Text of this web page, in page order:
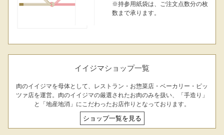
※持参用紙袋は、ご注文点数分の枚
数まで承ります。
イイジマショップ一覧
肉のイイジマを母体として、レストラン・お惣菜店・ベーカリー・ピッ
ツァ店を運営。肉のイイジマの厳選されたお肉のみを扱い、「手造り」
と「地産地消」にこだわったお店作りとなっております。
ショップ一覧を見る